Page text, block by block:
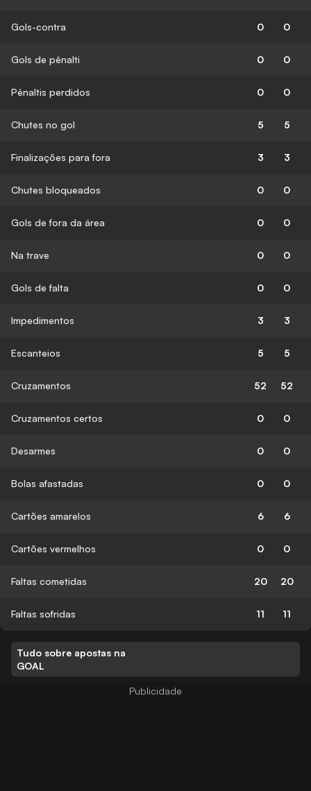
Gols-contra 0 0
Gols de pênalti 0 0
Pênaltis perdidos 0 0
Chutes no gol 5 5
Finalizações para fora 3 3
Chutes bloqueados 0 0
Gols de fora da área 0 0
Na trave 0 0
Gols de falta 0 0
Impedimentos 3 3
Escanteios 5 5
Cruzamentos 52 52
Cruzamentos certos 0 0
Desarmes 0 0
Bolas afastadas 0 0
Cartões amarelos 6 6
Cartões vermelhos 0 0
Faltas cometidas 20 20
Faltas sofridas 11 11
Tudo sobre apostas na
GOAL